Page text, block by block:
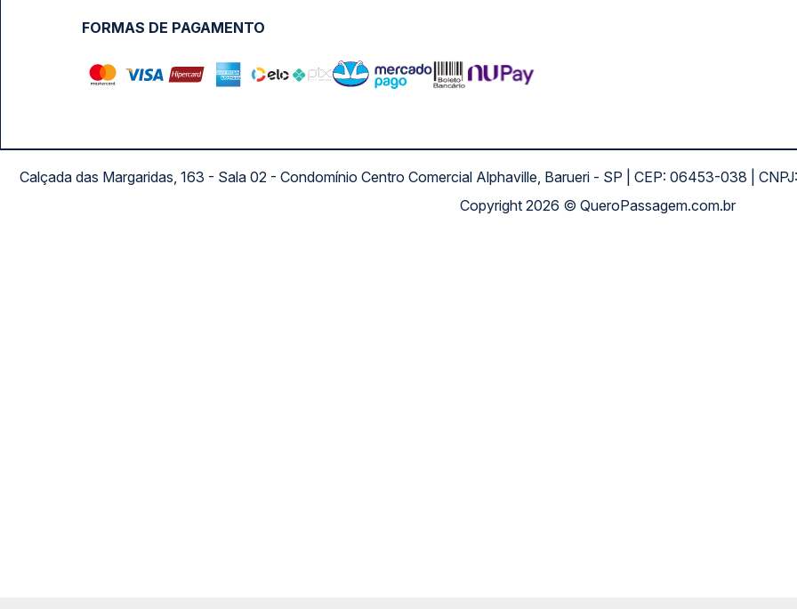
FORMAS DE PAGAMENTO
Calçada das Margaridas, 163 - Sala 02 - Condomínio Centro Comercial Alphaville, Barueri - SP | CEP: 06453-038 |
Copyright 2026 © QueroPassagem.com.br